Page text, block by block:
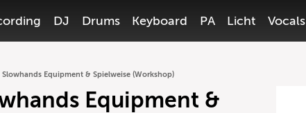
DJ Drums Keyboard PA Licht Vocals
Equipment & Spielweise (Workshop)
Equipment &